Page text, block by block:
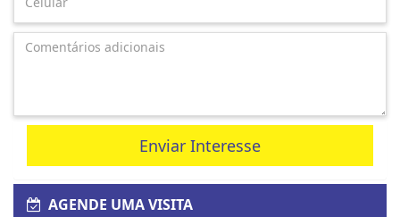
Enviar Interesse
AGENDE UMA VISITA